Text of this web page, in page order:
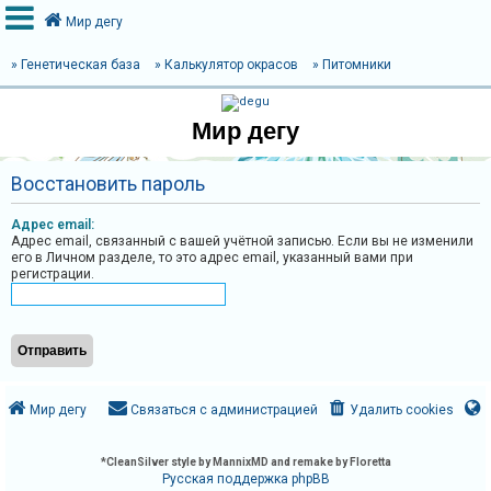
о
д
Р
и
с
т
Мир дегу
» Генетическая база » Калькулятор окрасов » Питомники
Мир дегу
Восстановить пароль
Адрес email:
Адрес email, связанный с вашей учётной записью. Если вы не изменили
его в Личном разделе, то это адрес email, указанный вами при
регистрации.
Мир дегу Удалить cookies
Связаться с администрацией
*CleanSilver style by MannixMD and remake by Floretta
Русская поддержка phpBB